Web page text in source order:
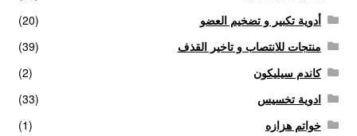
أدوية تكبير و تضخيم العضو
(20)
منتجات للانتصاب و تاخير القذف
(39)
كاندم سيليكون
(2)
ادوية تخسيس
(33)
خواتم هزازه
(1)